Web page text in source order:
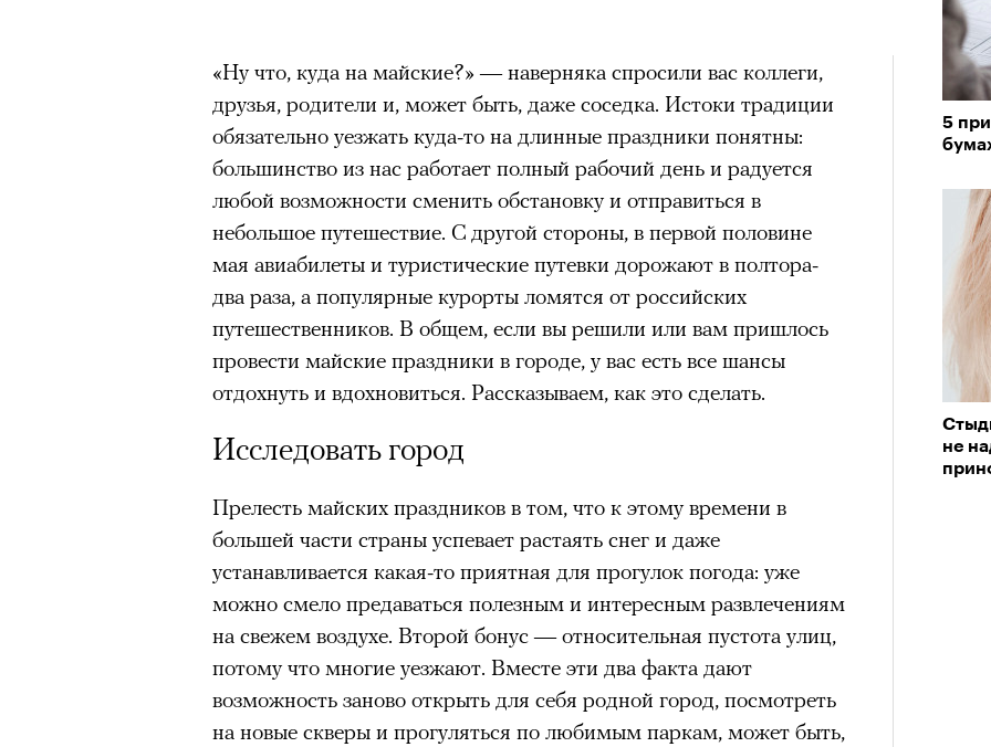
5
не
«Ну что, куда на майские?» — наверняка спросили вас коллеги,
друзья, родители и, может быть, даже соседка. Истоки традиции
обязательно уезжать куда-то на длинные праздники понятны:
большинство из нас работает полный рабочий день и радуется
любой возможности сменить обстановку и отправиться в
небольшое путешествие. С другой стороны, в первой половине
мая авиабилеты и туристические путевки дорожают в полтора-
два раза, а популярные курорты ломятся от российских
путешественников. В общем, если вы решили или вам пришлось
провести майские праздники в городе, у вас есть все шансы
отдохнуть и вдохновиться. Рассказываем, как это сделать.
Исследовать город
Прелесть майских праздников в том, что к этому времени в
большей части страны успевает растаять снег и даже
устанавливается какая-то приятная для прогулок погода: уже
можно смело предаваться полезным и интересным развлечениям
на свежем воздухе. Второй бонус — относительная пустота улиц,
потому что многие уезжают. Вместе эти два факта дают
возможность заново открыть для себя родной город, посмотреть
на новые скверы и прогуляться по любимым паркам, может быть,
Подписывайтесь на телеграм-канал «РБК Стиль»
Зеленые глаза» Фанни Лиатар и Жереми Труиля
«Бумажный тигр» Джеймса Грэя
«Охота» Уэйна Вапимуквы
Ретроспектива «Красное и черное: голливудские левые и черный
список»
«Зеленые глаза» Фанни Лиатар и Жереми
Труиля
Фестиваль открылся с намеком на политическую актуальность —
показом на огромном экране Пьяццы Гранде
камерного французского фильма «Зеленые глаза» (Les Yeux
Verts) режиссерского дуэта Фанни Лиатар и Жереми Труиля.
Прошлая их кинолента «Гагарин» — отнюдь не байопик первого
космонавта в мире, а хроника сноса многоквартирного
комплекса на парижской окраине, которому было присвоено его
имя.